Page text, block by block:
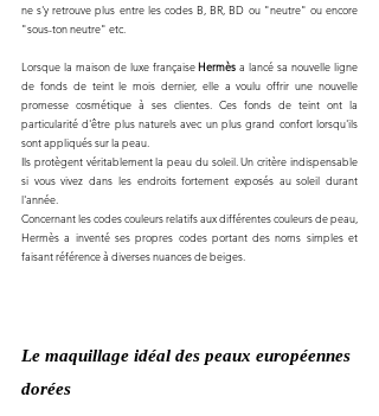
ne s'y retrouve plus entre les codes B, BR, BD ou "neutre" ou encore
"sous-ton neutre" etc.
Lorsque la maison de luxe française Hermès a lancé sa nouvelle ligne
de fonds de teint le mois dernier, elle a voulu offrir une nouvelle
promesse cosmétique à ses clientes. Ces fonds de teint ont la
particularité d'être plus naturels avec un plus grand confort lorsqu'ils
sont appliqués sur la peau.
Ils protègent véritablement la peau du soleil. Un critère indispensable
si vous vivez dans les endroits fortement exposés au soleil durant
l'année.
Concernant les codes couleurs relatifs aux différentes couleurs de peau,
Hermès a inventé ses propres codes portant des noms simples et
faisant référence à diverses nuances de beiges.
Le maquillage idéal des peaux européennes
dorées